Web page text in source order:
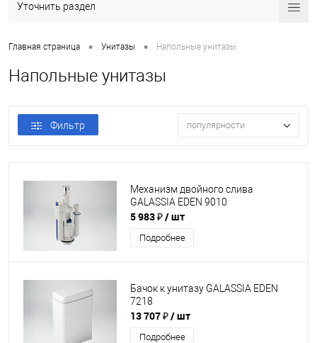
Уточнить раздел
Главная страница • Унитазы • Напольные унитазы
Напольные унитазы
Фильтр популярности
Механизм двойного слива
GALASSIA EDEN 9010
5 983 ₽/ шт
Подробнее
Бачок к унитазу GALASSIA EDEN
7218
13 707 ₽/ шт
Подробнее